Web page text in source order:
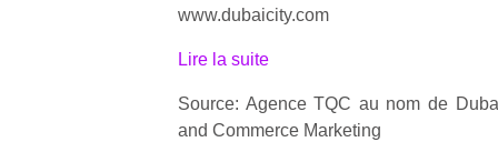
www.dubaicity.com
Lire la suite
Source: Agence TQC au nom de
and Commerce Marketing